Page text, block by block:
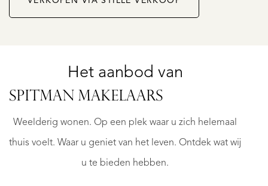
Het aanbod van
SPITMAN MAKELAARS
Weelderig wonen. Op een plek waar u zich helemaal
thuis voelt. Waar u geniet van het leven. Ontdek wat wij
u te bieden hebben.
ARNHEM
KONINGSWEG
1.895.000